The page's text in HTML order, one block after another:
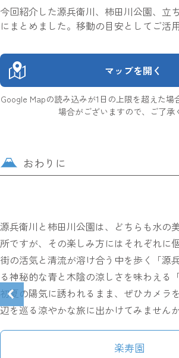
今回紹介した源兵衛川、柿田川公園、立
にまとめました。移動の目安としてご活
マップを開く
Google Mapの読み込みが1日の上限を超えた場
場合がございますので、ご了承
おわりに
源兵衛川と柿田川公園は、どちらも水の
所ですが、その楽しみ方にはそれぞれに
街の活気と清流が溶け合う中を歩く「源
る神秘的な青と木陰の涼しさを味わえる
初夏の陽気に誘われるまま、ぜひカメラ
辺を巡る涼やかな旅に出かけてみませんか
楽寿園